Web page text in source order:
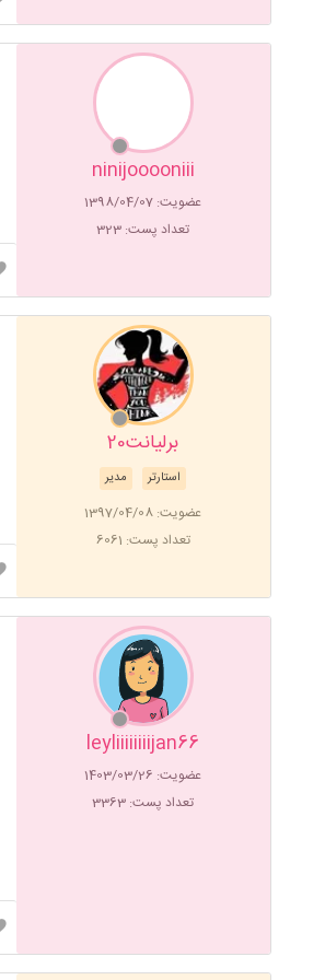
ninijooooniii
عضویت: 1398/04/07
تعداد پست: 323
برلیانت20
مدیر استارتر
عضویت: 1397/04/08
تعداد پست: 6061
leyliiiiiiiijan66
عضویت: 1403/03/26
تعداد پست: 3363